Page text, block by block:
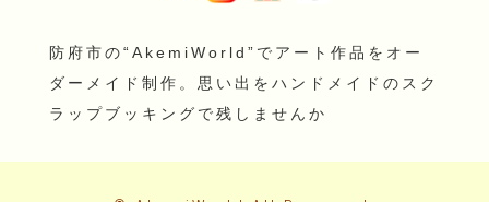
防府市の“AkemiWorld”でアート作品をオー
ダーメイド制作。思い出をハンドメイドのスク
ラップブッキングで残しませんか